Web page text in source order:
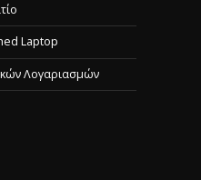
Laptop
Λογαριασμών